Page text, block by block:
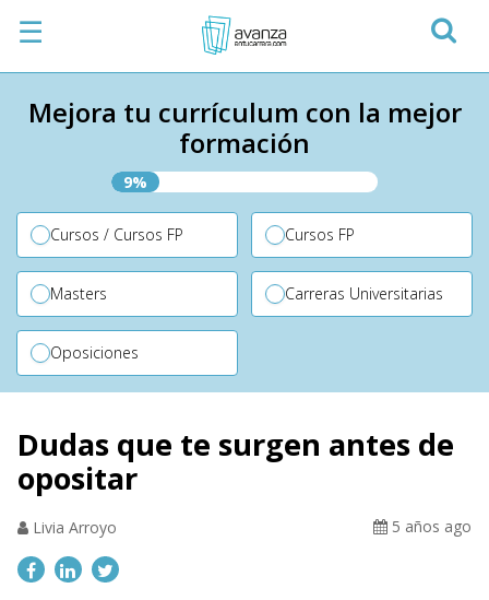
☰
Mejora tu currículum con la mejor
formación
9%
Cursos / Cursos FP Cursos FP
Masters Carreras Universitarias
Oposiciones
Dudas que te surgen antes de
opositar
Livia Arroyo 5 años ago